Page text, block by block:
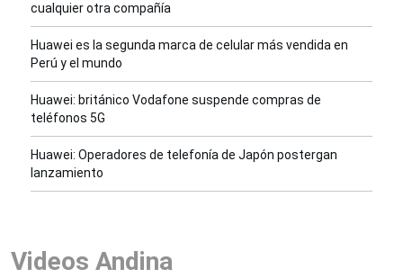
cualquier otra compañía
Huawei es la segunda marca de celular más vendida en
Perú y el mundo
Huawei: británico Vodafone suspende compras de
teléfonos 5G
Huawei: Operadores de telefonía de Japón postergan
lanzamiento
Videos Andina